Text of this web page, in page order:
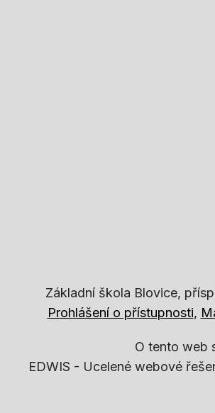
Základní škola Blovice,
Prohlášení o přístupnosti
O tento web
EDWIS - Ucelené webové